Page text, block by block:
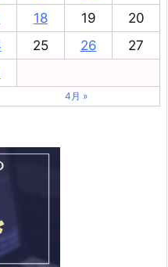
18 19
20
25 26
27
4月 »